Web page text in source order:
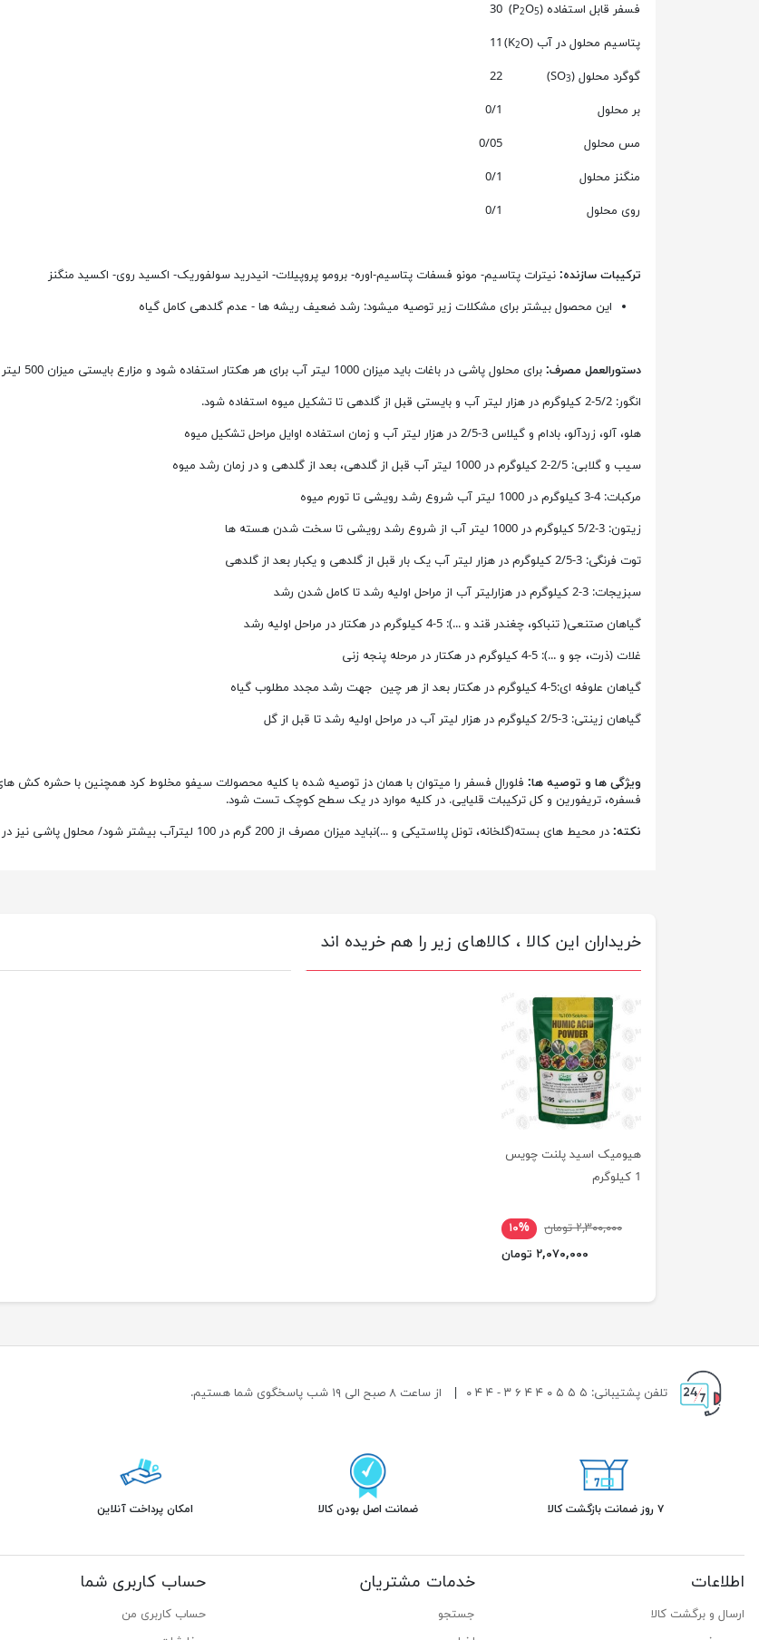
فسفر قابل استفاده (P 2O5
)
30
پتاسیم محلول در آب (K 2O)
11
گوگرد محلول (SO3
)
22
بر محلول 0/1
مس محلول 0/05
منگنز محلول 0/1
روی محلول 0/1
ترکیبات سازنده: نیترات پتاسیم- مونو فسفات پتاسیم-اوره- برومو پروپیلات- انیدرید سولفوریک- اکسید روی- اکسید منگنز
این محصول بیشتر برای مشکلات زیر توصیه میشود: رشد ضعیف ریشه ها - عدم گلدهی کامل گیاه
دستورالعمل مصرف: برای محلول پاشی در باغات باید میزان 1000 لیتر آب برای هر هکتار استفاده شود و مزارع بایستی میزان 500 لیتر برای هر هکتار استفاده شود.
انگور: 5/2-2 کیلوگرم در هزار لیتر آب و بایستی قبل از گلدهی تا تشکیل میوه استفاده شود.
هلو، آلو، زردآلو، بادام و گیلاس 3-2/5 در هزار لیتر آب و زمان استفاده اوایل مراحل تشکیل میوه
سیب و گلابی: 2/5-2 کیلوگرم در 1000 لیتر آب قبل از گلدهی، بعد از گلدهی و در زمان رشد میوه
مرکبات: 4-3 کیلوگرم در 1000 لیتر آب شروع رشد رویشی تا تورم میوه
زیتون: 3-5/2 کیلوگرم در 1000 لیتر آب از شروع رشد رویشی تا سخت شدن هسته ها
توت فرنگی: 3-2/5 کیلوگرم در هزار لیتر آب یک بار قبل از گلدهی و یکبار بعد از گلدهی
سبزیجات: 3-2 کیلوگرم در هزارلیتر آب از مراحل اولیه رشد تا کامل شدن رشد
گیاهان صتنعی( تنباکو، چغندر قند و ...): 5-4 کیلوگرم در هکتار در مراحل اولیه رشد
غلات (ذرت، جو و ...): 5-4 کیلوگرم در هکتار در مرحله پنجه زنی
گیاهان علوفه ای:5-4 کیلوگرم در هکتار بعد از هر چین جهت رشد مجدد مطلوب گیاه
گیاهان زینتی: 3-2/5 کیلوگرم در هزار لیتر آب در مراحل اولیه رشد تا قبل از گل
ویژگی ها و توصیه ها: فلورال فسفر را میتوان با همان دز توصیه شده با کلیه محصولات سیفو مخلوط کرد همچنین با حشره کش
فسفره، تریفورین و کل ترکیبات قلیایی. در کلیه موارد در یک سطح کوچک تست شود.
نکته: در محیط های بسته(گلخانه، تونل پلاستیکی و ...)نباید میزان مصرف از 200 گرم در 100 لیترآب بیشتر شود/ محلول پاشی نیز در ساعات خنک روز مصرف شود.
خریداران این کالا ، کالاهای زیر را هم خریده اند
هیومیک اسید پلنت چویس
1 کیلوگرم
۲,۳۰۰,۰۰۰ تومان
۱۰%
۲,۰۷۰,۰۰۰ تومان
تلفن پشتیبانی: ۵ ۵ ۵ ۰ ۴ ۴ ۶ ۳ - ۴ ۴ ۰ از ساعت ۸ صبح الی ۱۹ شب پاسخگوی شما هستیم.
۷ روز ضمانت بازگشت کالا ضمانت اصل بودن کالا امکان پرداخت آنلاین
اطلاعات
ارسال و برگشت کالا
خدمات مشتریان
جستجو
حساب کاربری شما
حساب کاربری من